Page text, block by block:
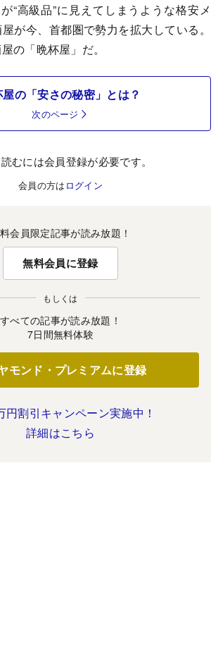
“高級品”に見えてしまうような格安メ
が今、首都圏で勢力を拡大している。
の「晩杯屋」だ。
の「安さの秘密」とは？
次のページ
むには会員登録が必要です。
会員の方は ログイン
会員限定記事が読み放題！
無料会員に登録
もしくは
すべての記事が読み放題！
7日間無料体験
モンド・プレミアムに登録
円割引キャンペーン実施中！
詳細はこちら